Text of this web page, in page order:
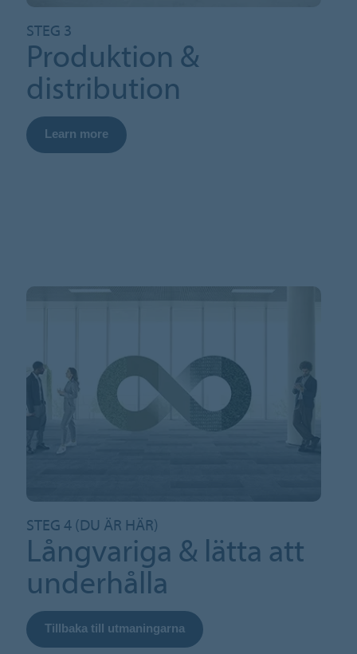
STEG 3
Produktion &
distribution
Learn more
STEG 4 (DU ÄR HÄR)
Långvariga & lätta att
underhålla
Tillbaka till utmaningarna